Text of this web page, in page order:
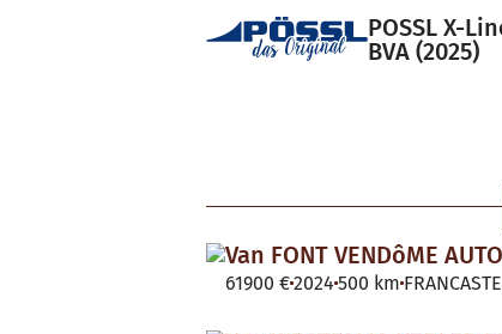
POSSL X-
BVA (2025)
Van FONT VENDôME
61900 €2024 500 km